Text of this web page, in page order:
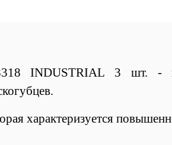
INDUSTRIAL 3 шт. -
характеризуется